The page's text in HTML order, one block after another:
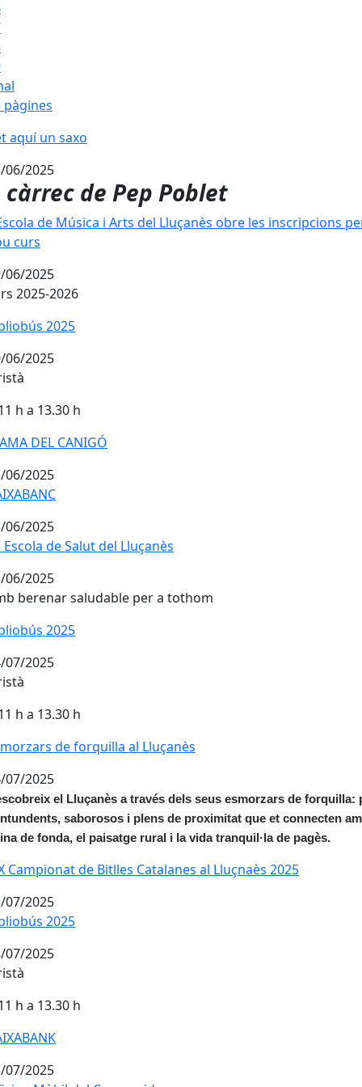
pàgines
aquí un saxo
aquí un saxo
06/2025
càrrec de Pep Poblet
de Música i Arts del Lluçanès obre les inscripcions
de Música i Arts del Lluçanès obre les inscripcions
curs
06/2025
2025-2026
2025
2025
06/2025
h a 13.30 h
DEL CANIGÓ
DEL CANIGÓ
06/2025
06/2025
Escola de Salut del Lluçanès
Escola de Salut del Lluçanès
06/2025
berenar saludable per a tothom
2025
2025
07/2025
h a 13.30 h
de forquilla al Lluçanès
07/2025
el Lluçanès a través dels seus esmorzars de forquilla:
saborosos i plens de proximitat que et connecten
de fonda, el paisatge rural i la vida tranquil·la de pagès.
Campionat de Bitlles Catalanes al Lluçnaès 2025
Campionat de Bitlles Catalanes al Lluçnaès 2025
07/2025
2025
2025
07/2025
h a 13.30 h
07/2025